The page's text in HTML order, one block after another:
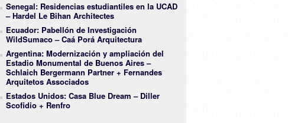
Senegal: Residencias estudiantiles en la UCAD
– Hardel Le Bihan Architectes
Ecuador: Pabellón de Investigación
WildSumaco – Caá Porá Arquitectura
Argentina: Modernización y ampliación del
Estadio Monumental de Buenos Aires –
Schlaich Bergermann Partner + Fernandes
Arquitetos Associados
Estados Unidos: Casa Blue Dream – Diller
Scofidio + Renfro